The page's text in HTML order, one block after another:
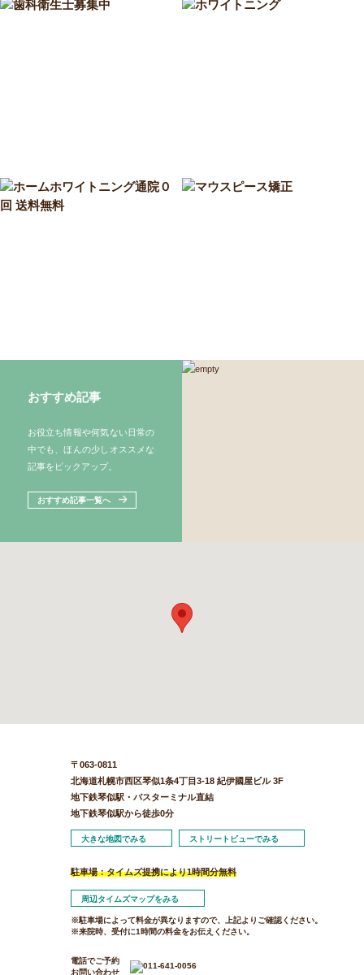
おすすめ記事
お役立ち情報や何気ない日常の
中でも、ほんの少しオススメな
記事をピックアップ。
おすすめ記事一覧へ
〒063-0811
北海道札幌市西区琴似1条4丁目3-18 紀伊國屋ビル 3F
地下鉄琴似駅・バスターミナル直結
地下鉄琴似駅から徒歩0分
大きな地図でみる ストリートビューでみる
駐車場：タイムズ提携により1時間分無料
周辺タイムズマップをみる
※駐車場によって料金が異なりますので、上記よりご確認ください。
※来院時、受付に1時間の料金をお伝えください。
電話でご予約
お問い合わせ